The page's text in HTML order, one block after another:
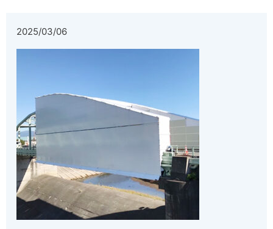
2025/03/06